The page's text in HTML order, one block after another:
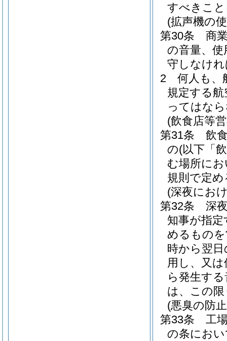
すべきこ
(拡声機の
第30条
商
の音量、
守しなけ
2
何人も、
規定する
ってはな
(飲食店等
第31条
飲
の(以下「
む場所に
規則で定
(深夜にお
第32条
深
知事が指
めるもの
時から翌
用し、又
ら発生す
は、この
(悪臭の防
第33条
工
の条にお